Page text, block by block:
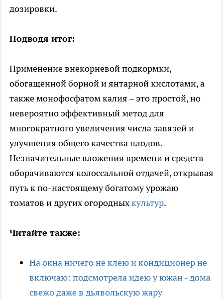
дозировки.
Подводя итог:
Применение внекорневой подкормки,
обогащенной борной и янтарной кислотами, а
также монофосфатом калия – это простой, но
невероятно эффективный метод для
многократного увеличения числа завязей и
улучшения общего качества плодов.
Незначительные вложения времени и средств
оборачиваются колоссальной отдачей, открывая
путь к по-настоящему богатому урожаю
томатов и других огородныхкультур.
Читайте также:
На окна ничего не клею и кондиционер не
включаю: подсмотрела идею у южан - дома
свежо даже в дьявольскую жару